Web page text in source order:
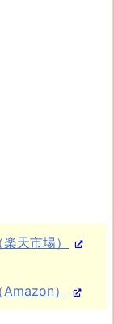
天市場）
）